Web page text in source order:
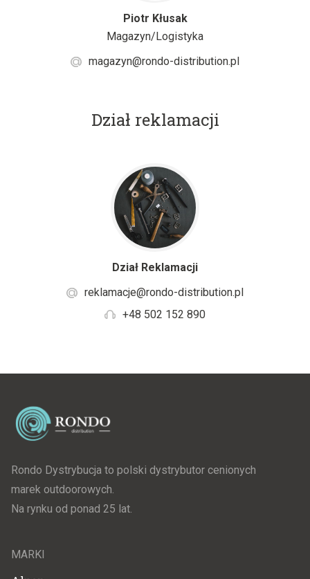
Piotr Kłusak
Magazyn/Logistyka
magazyn@rondo-distribution.pl
Dział reklamacji
Dział Reklamacji
reklamacje@rondo-distribution.pl
+48 502 152 890
Rondo Dystrybucja to polski dystrybutor cenionych
marek outdoorowych.
Na rynku od ponad 25 lat.
MARKI